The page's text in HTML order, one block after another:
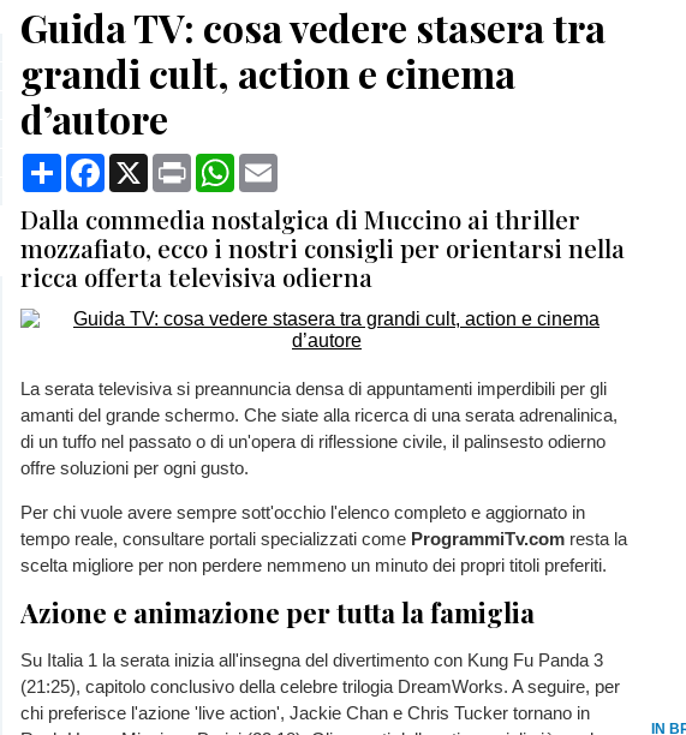
IN
Guida TV: cosa vedere stasera tra
grandi cult, action e cinema
d’autore
CondividiFacebook
X Print WhatsApp
Dalla commedia nostalgica di Muccino ai thriller
mozzafiato, ecco i nostri consigli per orientarsi nella
ricca offerta televisiva odierna
La serata televisiva si preannuncia densa di appuntamenti imperdibili per gli
amanti del grande schermo. Che siate alla ricerca di una serata adrenalinica,
di un tuffo nel passato o di un'opera di riflessione civile, il palinsesto odierno
offre soluzioni per ogni gusto.
Per chi vuole avere sempre sott'occhio l'elenco completo e aggiornato in
tempo reale, consultare portali specializzati come ProgrammiTv.com resta la
scelta migliore per non perdere nemmeno un minuto dei propri titoli preferiti.
Azione e animazione per tutta la famiglia
Su Italia 1 la serata inizia all'insegna del divertimento con Kung Fu Panda 3
(21:25), capitolo conclusivo della celebre trilogia DreamWorks. A seguire, per
chi preferisce l'azione 'live action', Jackie Chan e Chris Tucker tornano in